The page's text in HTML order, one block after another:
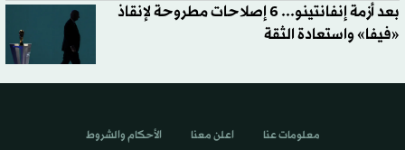
بعد أزمة إنفانتينو... 6 إصلاحات مطروحة لإنقاذ
«فيفا» واستعادة الثقة
معلومات عنا اعلن معنا الأحكام والشروط